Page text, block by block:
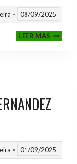
08/09/2025
LEER MÁSIII
01/09/2025